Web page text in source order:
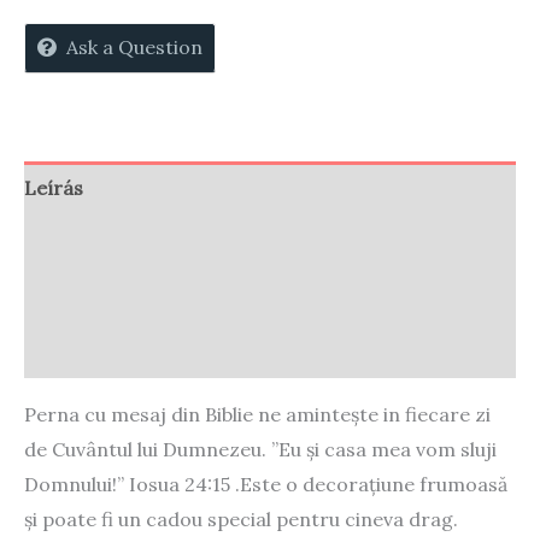
sluji
Domnului!”
PR108
mennyiség
Ask a Question
Leírás
Perna cu mesaj din Biblie ne amintește in fiecare zi
de Cuvântul lui Dumnezeu. ”Eu și casa mea vom sluji
Domnului!” Iosua 24:15 .Este o decorațiune frumoasă
și poate fi un cadou special pentru cineva drag.